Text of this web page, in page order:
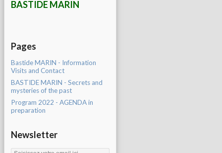
BASTIDE MARIN
Pages
Bastide MARIN - Information
Visits and Contact
BASTIDE MARIN - Secrets and
mysteries of the past
Program 2022 - AGENDA in
preparation
Newsletter